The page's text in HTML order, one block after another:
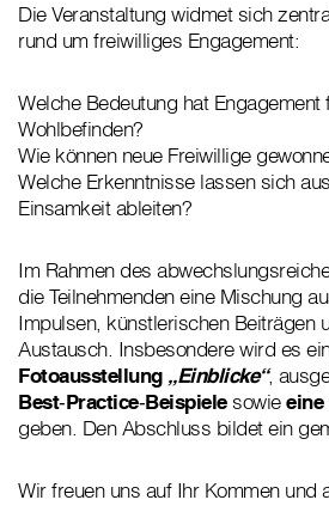
Die Veranstaltung widmet sich
rund um freiwilliges Engagement:
Welche Bedeutung hat
Wohlbefinden?
Wie können neue Freiwillige
Welche Erkenntnisse lassen sich
Einsamkeit ableiten?
Im Rahmen des
die Teilnehmenden eine Mischung
Impulsen, künstlerischen Beiträgen
Austausch. Insbesondere wird es
Fotoausstellung „Einblicke“,
Best‑Practice‑Beispielesowieeine
geben. Den Abschluss bildet ein
Wir freuen uns auf Ihr Kommen und